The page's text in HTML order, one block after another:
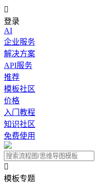

登录
AI
企业服务
解决方案
API服务
推荐
模板社区
价格
入门教程
知识社区
免费使用

模板专题